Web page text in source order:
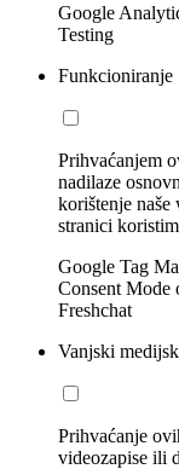
Google
Testing
Funkcioniranje
Prihvaćanjem
nadilaze
korištenje
stranici
Google Tag
Consent Mode
Freshchat
Vanjski
Prihvaćanje
videozapise ili